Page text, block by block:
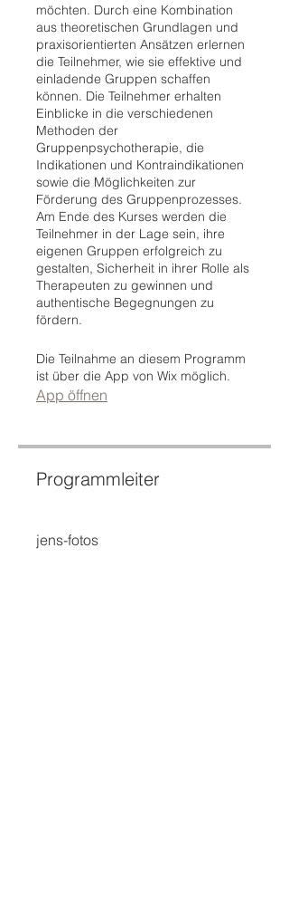
möchten. Durch eine Kombination
aus theoretischen Grundlagen und
praxisorientierten Ansätzen erlernen
die Teilnehmer, wie sie effektive und
einladende Gruppen schaffen
können. Die Teilnehmer erhalten
Einblicke in die verschiedenen
Methoden der
Gruppenpsychotherapie, die
Indikationen und Kontraindikationen
sowie die Möglichkeiten zur
Förderung des Gruppenprozesses.
Am Ende des Kurses werden die
Teilnehmer in der Lage sein, ihre
eigenen Gruppen erfolgreich zu
gestalten, Sicherheit in ihrer Rolle als
Therapeuten zu gewinnen und
authentische Begegnungen zu
fördern.
Die Teilnahme an diesem Programm
ist über die App von Wix möglich.
App öffnen
Programmleiter
jens-fotos